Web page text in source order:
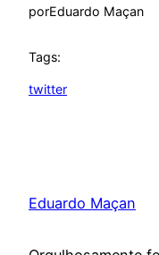
porEduardo Maçan
Tags:
twitter
Eduardo Maçan